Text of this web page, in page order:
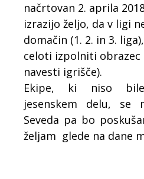
načrtovan 2. aprila
izrazijo željo, da v ligi
domačin (1. 2. in 3.
celoti izpolniti obrazec
navesti igrišče).
Ekipe, ki niso
jesenskem delu, se
Seveda pa bo
željam glede na dane